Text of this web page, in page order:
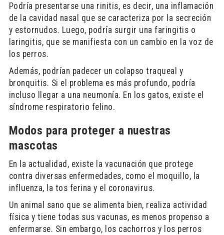
Podría presentarse una rinitis, es decir, una inflamación
de la cavidad nasal que se caracteriza por la secreción
y estornudos. Luego, podría surgir una faringitis o
laringitis, que se manifiesta con un cambio en la voz de
los perros.
Además, podrían padecer un colapso traqueal y
bronquitis. Si el problema es más profundo, podría
incluso llegar a una neumonía. En los gatos, existe el
síndrome respiratorio felino.
Modos para proteger a nuestras
mascotas
En la actualidad, existe la vacunación que protege
contra diversas enfermedades, como el moquillo, la
influenza, la tos ferina y el coronavirus.
Un animal sano que se alimenta bien, realiza actividad
física y tiene todas sus vacunas, es menos propenso a
enfermarse. Sin embargo, los cachorros y los perros